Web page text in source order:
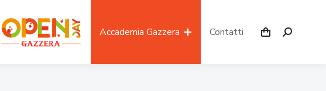
Accademia Gazzera Contatti